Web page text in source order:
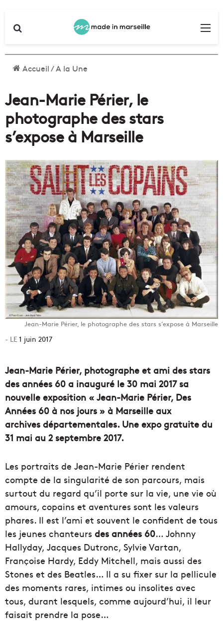
Accueil/A la Une
Jean-Marie Périer, le
photographe des stars
s’expose à Marseille
Jean-Marie Périer, le photographe des stars s’expose à Marseille
1 juin 2017
Jean-Marie Périer, photographe et ami des stars
des années 60 a inauguré le 30 mai 2017 sa
nouvelle exposition « Jean-Marie Périer, Des
Années 60 à nos jours » à Marseille aux
archives départementales. Une expo gratuite du
31 mai au 2 septembre 2017.
Les portraits de Jean-Marie Périer rendent
compte de la singularité de son parcours, mais
surtout du regard qu’il porte sur la vie, une vie où
amours, copains et aventures sont les valeurs
phares. Il est l’ami et souvent le confident de tous
les jeunes chanteurs des années 60… Johnny
Hallyday, Jacques Dutronc, Sylvie Vartan,
Françoise Hardy, Eddy Mitchell, mais aussi des
Stones et des Beatles… Il a su fixer sur la pellicule
des moments rares, intimes ou insolites avec
tous, durant lesquels, comme aujourd’hui, il leur
faisait prendre la pose…